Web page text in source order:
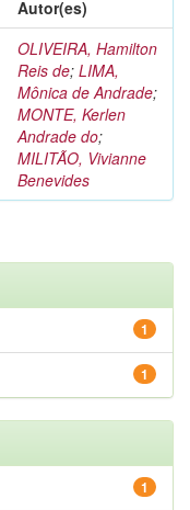
Autor(es)
OLIVEIRA, Hamilton
Reis de; LIMA,
Mônica de Andrade;
MONTE, Kerlen
Andrade do;
MILITÃO, Vivianne
Benevides
1
1
1